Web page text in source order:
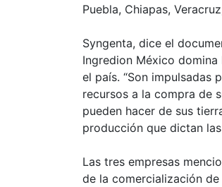
Puebla, Chiapas,
Syngenta, dice el
Ingredion México
el país. “Son impulsadas
recursos a la compra de
pueden hacer de sus
producción que dictan
Las tres empresas
de la comercialización